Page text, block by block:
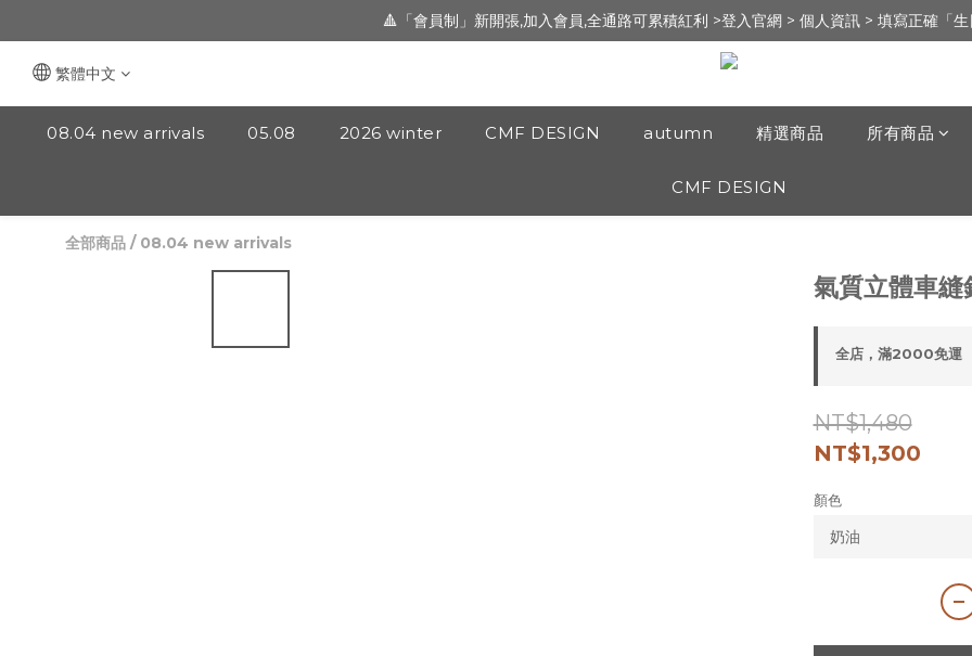
🔺「會員制」新開張,加入會員,全通路可累積紅利 >登入官網 > 個人資訊 > 填寫正確「
🔺「會員制」新開張,加入會員,全通路可累積紅利 >登入官網 > 個人資訊 > 填寫正確「
新朋友 [ 註冊登錄 ] 送 100元 購物金 / 實體門市：新竹市文昌街95號（遠百明志書院🅿️前
🔺「會員制」新開張,加入會員,全通路可累積紅利 >登入官網 > 個人資訊 > 填寫正確「
繁體中文
08.04 new arrivals 05.08 2026 winter CMF DESIGN autumn 精選商品 所有商品
CMF DESIGN
全部商品 / 08.04 new arrivals
氣質立體車
全店，滿2000免運
NT$1,480
NT$1,300
顏色